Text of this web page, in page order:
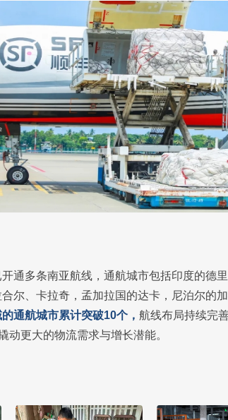
通多条南亚航线，通航城市包括印度的德
尔、卡拉奇，孟加拉国的达卡，尼泊尔的加
通航城市累计突破10个， 航线布局持续完
动更大的物流需求与增长潜能。